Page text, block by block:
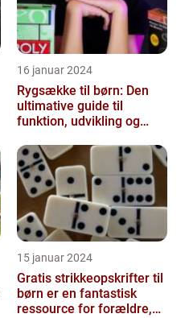
16 januar 2024
Rygsække til børn: Den
ultimative guide til
funktion, udvikling og
overveje
15 januar 2024
Gratis strikkeopskrifter til
børn er en fantastisk
ressource for forældre,